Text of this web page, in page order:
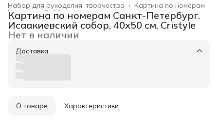
Картина по номерам
Набор для рукоделия, творчества ›
Хобби и творчество ›
Главная ›
Картина по номерам Санкт-Петербург.
Исаакиевский собор, 40х50 см, Cristyle
Нет в наличии
Доставка
О товаре Характеристики